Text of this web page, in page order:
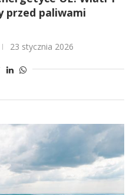
przed paliwami
23 stycznia 2026